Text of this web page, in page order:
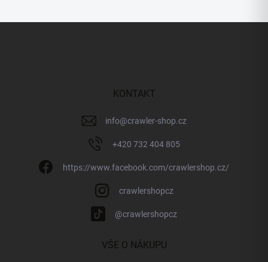
KONTAKT
info@crawler-shop.cz
+420 732 404 805
https://www.facebook.com/crawlershop.cz/
crawlershopcz
@crawlershopcz
VŠE O NÁKUPU